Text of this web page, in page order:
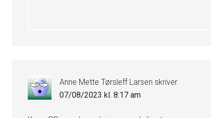
Anne Mette Tørsleff Larsen skriver
07/08/2023 kl. 8:17 am